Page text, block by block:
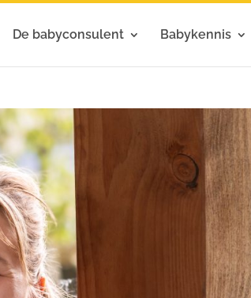
De babyconsulent Babykennis